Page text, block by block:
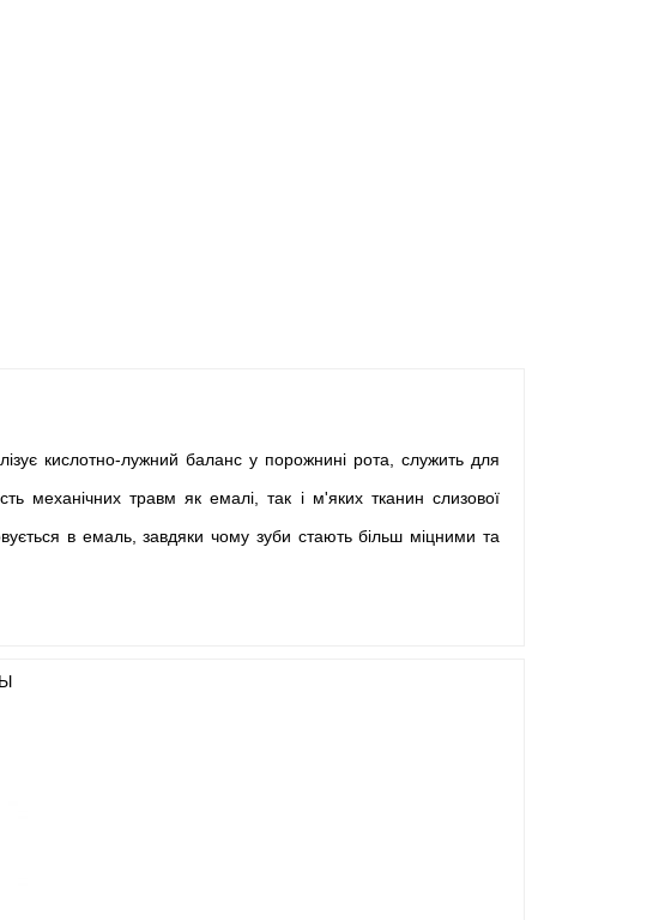
кислотно-лужний баланс у порожнині рота, служить для
механічних травм як емалі, так і м'яких тканин слизової
в емаль, завдяки чому зуби стають більш міцними та